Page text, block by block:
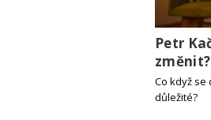
Petr
změnit?
Co když se
důležité?